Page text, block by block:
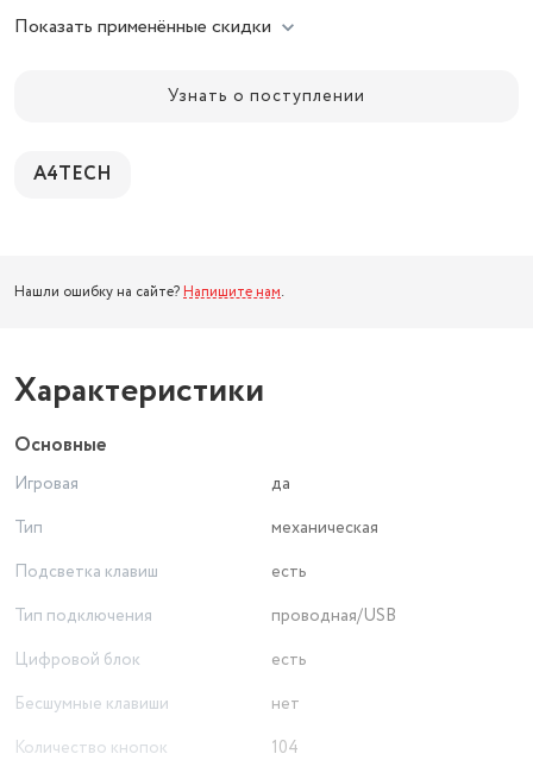
Показать применённые скидки
Узнать о поступлении
A4TECH
Нашли ошибку на сайте? Напишите нам.
Характеристики
Основные
Игровая
да
Тип
механическая
Подсветка клавиш
есть
Тип подключения
проводная/USB
Цифровой блок
есть
Бесшумные клавиши
нет
Количество кнопок
104